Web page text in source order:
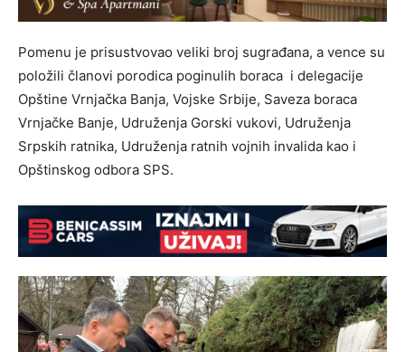
Pomenu je prisustvovao veliki broj sugrađana, a vence su
položili članovi porodica poginulih boraca i delegacije
Opštine Vrnjačka Banja, Vojske Srbije, Saveza boraca
Vrnjačke Banje, Udruženja Gorski vukovi, Udruženja
Srpskih ratnika, Udruženja ratnih vojnih invalida kao i
Opštinskog odbora SPS.